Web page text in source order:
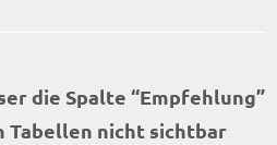
die Spalte “Empfehlung”
Tabellen nicht sichtbar